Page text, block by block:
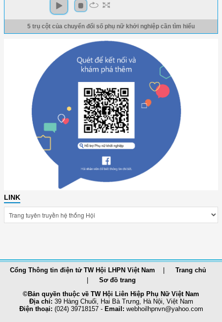
5 trụ cột của chuyển đổi số phụ nữ khởi nghiệp cần tìm hiểu
LINK
Cổng Thông tin điện tử TW Hội LHPN Việt Nam
Trang chủ
Sơ đồ trang
©Bản quyền thuộc về TW Hội Liên Hiệp Phụ Nữ Việt Nam
Địa chỉ: 39 Hàng Chuối, Hai Bà Trưng, Hà Nội, Việt Nam
Điện thoại: (024) 39718157 - Email: webhoilhpnvn@yahoo.com